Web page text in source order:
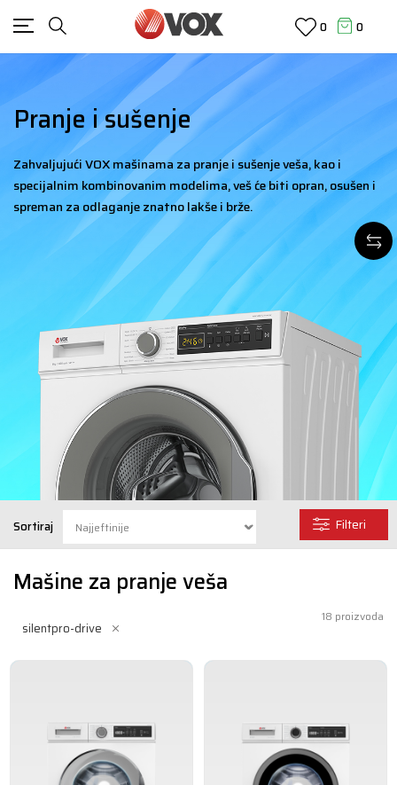
0 0
Pranje i sušenje
Zahvaljujući VOX mašinama za pranje i sušenje veša, kao i
specijalnim kombinovanim modelima, veš će biti opran, osušen i
spreman za odlaganje znatno lakše i brže.
Mašine za pranje veša
Sortiraj Filteri
silentpro-drive
18 proizvoda